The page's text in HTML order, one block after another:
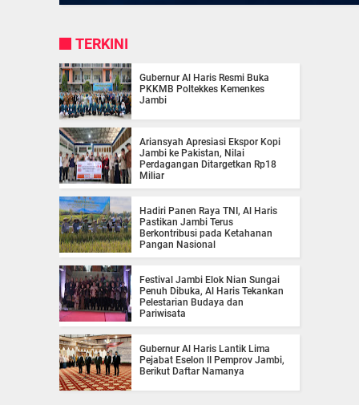
TERKINI
Gubernur Al Haris Resmi Buka
PKKMB Poltekkes Kemenkes
Jambi
Ariansyah Apresiasi Ekspor Kopi
Jambi ke Pakistan, Nilai
Perdagangan Ditargetkan Rp18
Miliar
Hadiri Panen Raya TNI, Al Haris
Pastikan Jambi Terus
Berkontribusi pada Ketahanan
Pangan Nasional
Festival Jambi Elok Nian Sungai
Penuh Dibuka, Al Haris Tekankan
Pelestarian Budaya dan
Pariwisata
Gubernur Al Haris Lantik Lima
Pejabat Eselon II Pemprov Jambi,
Berikut Daftar Namanya